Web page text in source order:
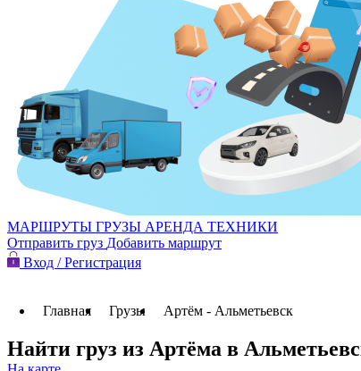
МАРШРУТЫ ГРУЗЫ АРЕНДА ТЕХНИКИ
Отправить груз Добавить маршрут
Вход / Регистрация
Главная Грузы Артём - Альметьевск
Найти груз из Артёма в